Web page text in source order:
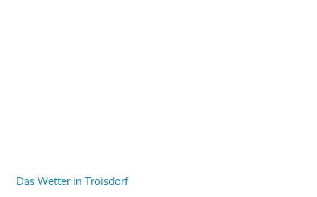
Das Wetter in Troisdorf